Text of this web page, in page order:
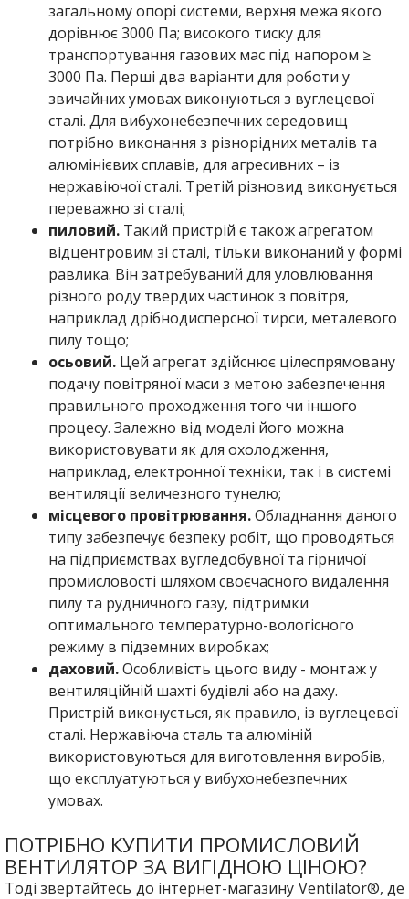
загальному опорі системи, верхня межа якого
дорівнює 3000 Па; високого тиску для
транспортування газових мас під напором ≥
3000 Па. Перші два варіанти для роботи у
звичайних умовах виконуються з вуглецевої
сталі. Для вибухонебезпечних середовищ
потрібно виконання з різнорідних металів та
алюмінієвих сплавів, для агресивних – із
нержавіючої сталі. Третій різновид виконується
переважно зі сталі;
пиловий. Такий пристрій є також агрегатом
відцентровим зі сталі, тільки виконаний у формі
равлика. Він затребуваний для уловлювання
різного роду твердих частинок з повітря,
наприклад дрібнодисперсної тирси, металевого
пилу тощо;
осьовий. Цей агрегат здійснює цілеспрямовану
подачу повітряної маси з метою забезпечення
правильного проходження того чи іншого
процесу. Залежно від моделі його можна
використовувати як для охолодження,
наприклад, електронної техніки, так і в системі
вентиляції величезного тунелю;
місцевого провітрювання.Обладнання даного
типу забезпечує безпеку робіт, що проводяться
на підприємствах вугледобувної та гірничої
промисловості шляхом своєчасного видалення
пилу та рудничного газу, підтримки
оптимального температурно-вологісного
режиму в підземних виробках;
даховий.Особливість цього виду - монтаж у
вентиляційній шахті будівлі або на даху.
Пристрій виконується, як правило, із вуглецевої
сталі. Нержавіюча сталь та алюміній
використовуються для виготовлення виробів,
що експлуатуються у вибухонебезпечних
умовах.
ПОТРІБНО КУПИТИ ПРОМИСЛОВИЙ
ВЕНТИЛЯТОР ЗА ВИГІДНОЮ ЦІНОЮ?
Тоді звертайтесь до інтернет-магазину Ventilator®, де